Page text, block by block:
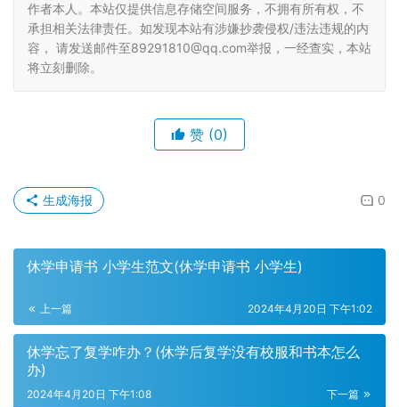
作者本人。本站仅提供信息存储空间服务，不拥有所有权，不
承担相关法律责任。如发现本站有涉嫌抄袭侵权/违法违规的内
容， 请发送邮件至89291810@qq.com举报，一经查实，本站
将立刻删除。
赞 (0)
0
生成海报
休学申请书 小学生范文(休学申请书 小学生)
上一篇 2024年4月20日 下午1:02
休学忘了复学咋办？(休学后复学没有校服和书本怎么
办)
下一篇
2024年4月20日 下午1:08